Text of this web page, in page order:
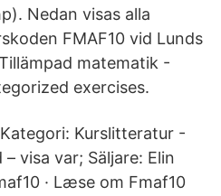
Nedan visas alla
FMAF10 vid Lunds
matematik -
exercises.
Kurslitteratur -
visa var; Säljare: Elin
· Læse om Fmaf10